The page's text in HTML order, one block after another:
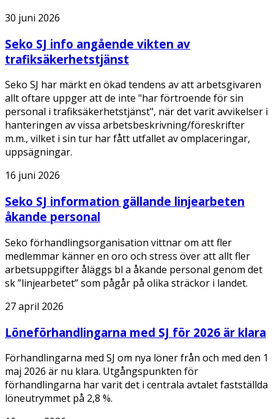
30 juni 2026
Seko SJ info angående vikten av
trafiksäkerhetstjänst
Seko SJ har märkt en ökad tendens av att arbetsgivaren
allt oftare uppger att de inte "har förtroende för sin
personal i trafiksäkerhetstjänst", när det varit avvikelser i
hanteringen av vissa arbetsbeskrivning/föreskrifter
m.m., vilket i sin tur har fått utfallet av omplaceringar,
uppsägningar.
16 juni 2026
Seko SJ information gällande linjearbeten
åkande personal
Seko förhandlingsorganisation vittnar om att fler
medlemmar känner en oro och stress över att allt fler
arbetsuppgifter åläggs bl a åkande personal genom det
sk ”linjearbetet” som pågår på olika sträckor i landet.
27 april 2026
Löneförhandlingarna med SJ för 2026 är klara
Förhandlingarna med SJ om nya löner från och med den 1
maj 2026 är nu klara. Utgångspunkten för
förhandlingarna har varit det i centrala avtalet fastställda
löneutrymmet på 2,8 %.